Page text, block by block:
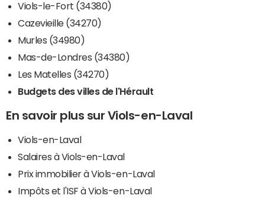
Viols-le-Fort (34380)
Cazevieille (34270)
Murles (34980)
Mas-de-Londres (34380)
Les Matelles (34270)
Budgets des villes de l'Hérault
En savoir plus sur Viols-en-Laval
Viols-en-Laval
Salaires à Viols-en-Laval
Prix immobilier à Viols-en-Laval
Impôts et l'ISF à Viols-en-Laval